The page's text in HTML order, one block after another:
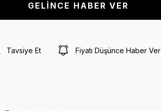
GELİNCE HABER VER
Tavsiye Et Fiyatı Düşünce Haber Ver